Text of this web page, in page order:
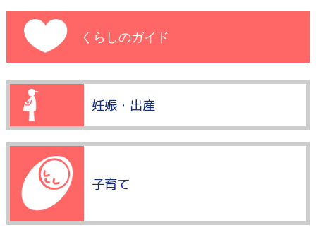
くらしのガイド
妊娠・出産
子育て